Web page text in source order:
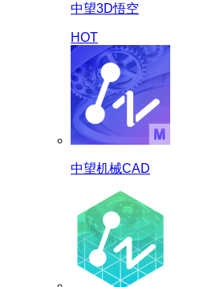
中望3D悟空
HOT
中望机械CAD